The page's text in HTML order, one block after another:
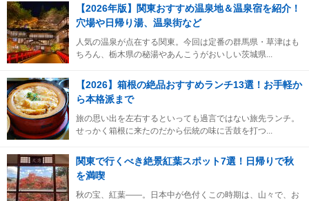
【2026年版】関東おすすめ温泉地＆温泉宿を紹介！
穴場や日帰り湯、温泉街など
人気の温泉が点在する関東。今回は定番の群馬県・草津はも
ちろん、栃木県の秘湯やあんこうがおいしい茨城県...
【2026】箱根の絶品おすすめランチ13選！お手軽か
ら本格派まで
旅の思い出を左右するといっても過言ではない旅先ランチ。
せっかく箱根に来たのだから伝統の味に舌鼓を打つ...
関東で行くべき絶景紅葉スポット7選！日帰りで秋
を満喫
秋の宝、紅葉――。日本中が色付くこの時期は、山々で、お